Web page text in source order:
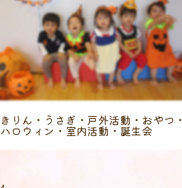
きりん・うさぎ・戸外活動・おやつ・
ハロウィン・室内活動・誕生会